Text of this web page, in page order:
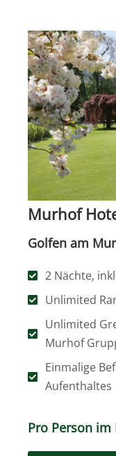
Murhof
Golfen am
2 Nächte,
Unlimited
Unlimited
Murhof
Einmalige
Aufenthaltes
Pro Person im